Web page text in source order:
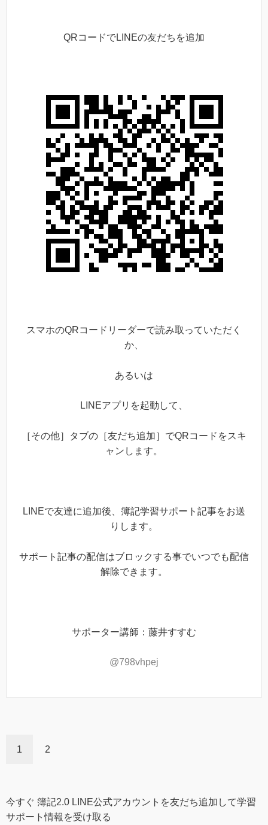
QRコードでLINEの友だちを追加
スマホのQRコードリーダーで読み取っていただく
か、
あるいは
LINEアプリを起動して、
［その他］タブの［友だち追加］でQRコードをスキ
ャンします。
LINEで友達に追加後、簿記学習サポート記事をお送
りします。
サポート記事の配信はブロックする事でいつでも配信
解除できます。
サポーター講師：藤井すすむ
@798vhpej
1 2
今すぐ 簿記2.0 LINE公式アカウントを友だち追加して学習
サポート情報を受け取る